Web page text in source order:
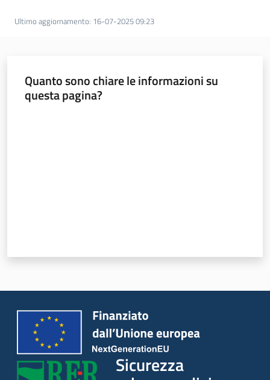
Ultimo aggiornamento: 16-07-2025 09:23
Quanto sono chiare le informazioni su
questa pagina?
Sicurezza